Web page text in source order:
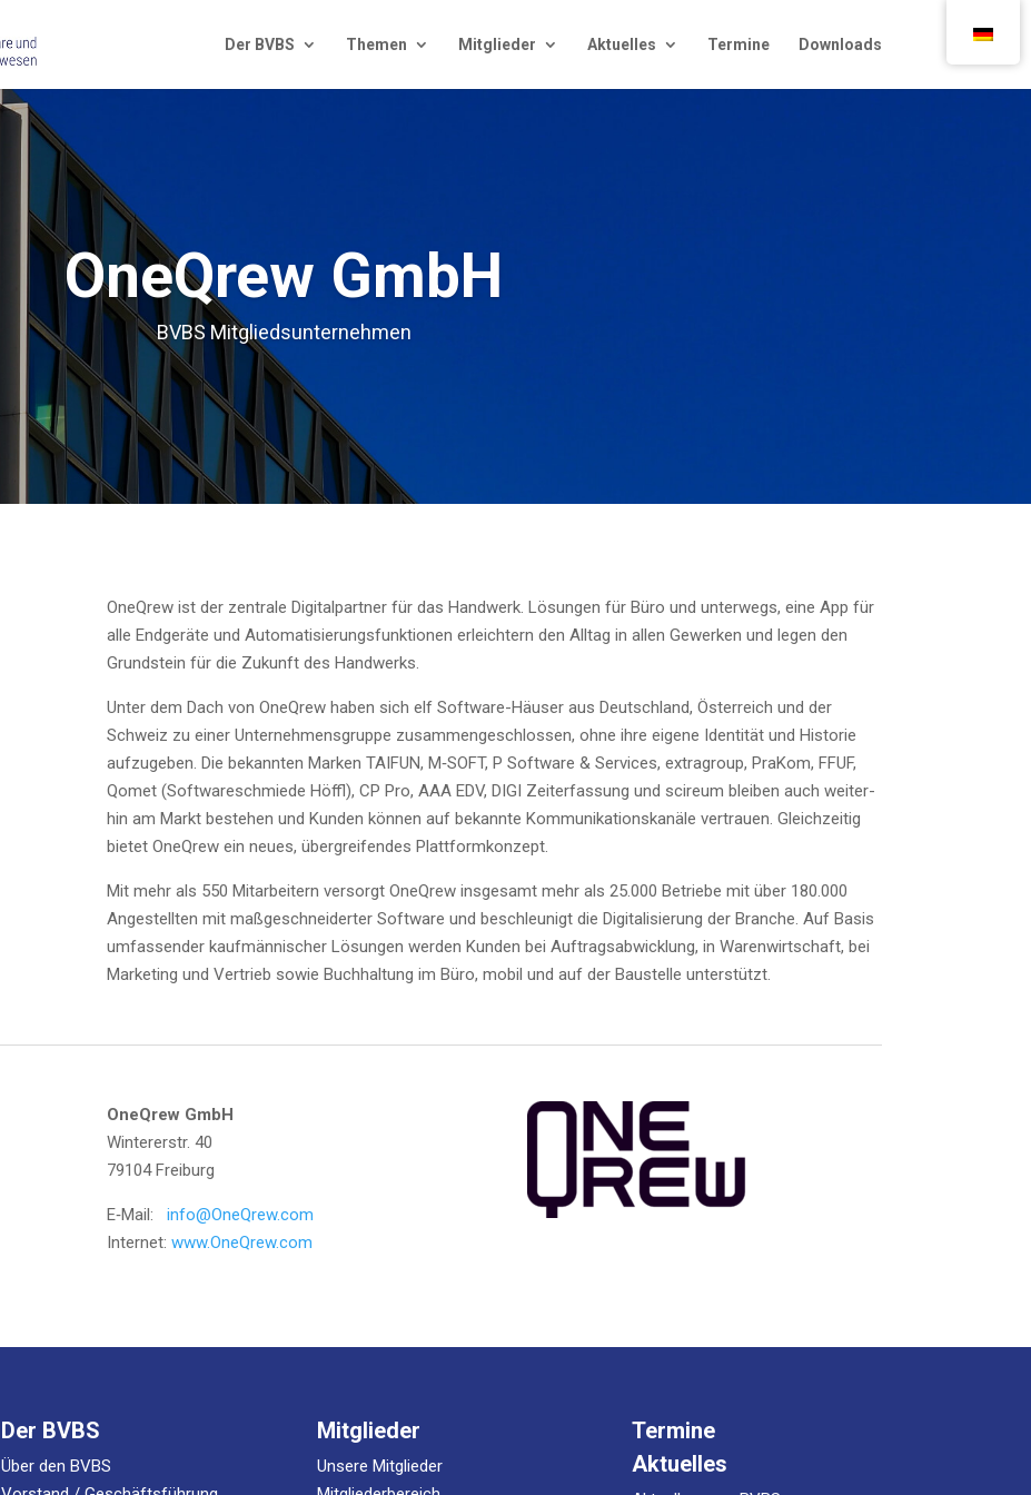
Der BVBS The­men Mit­glie­der Aktu­el­les Ter­mi­ne Down­loads
One­Q­rew GmbH
BVBS Mit­glieds­un­ter­neh­men
One­Q­rew ist der zen­tra­le Digi­tal­part­ner für das Hand­werk. Lösun­gen für Büro und unter­wegs, eine App für
alle End­ge­rä­te und Auto­ma­ti­sie­rungs­funk­tio­nen erleich­tern den All­tag in allen Gewer­ken und legen den
Grund­stein für die Zukunft des Handwerks.
Unter dem Dach von One­Q­rew haben sich elf Soft­ware-Häu­ser aus Deutsch­land, Öster­reich und der
Schweiz zu einer Unter­neh­mens­grup­pe zusam­men­ge­schlos­sen, ohne ihre eige­ne Iden­ti­tät und His­to­rie
auf­zu­ge­ben. Die bekann­ten Mar­ken TAIFUN, M‑SOFT, P Soft­ware & Ser­vices, extra­group, Pra­Kom, FFUF,
Qomet (Soft­ware­schmie­de Höffl), CP Pro, AAA EDV, DIGI Zeit­er­fas­sung und sci­re­um blei­ben auch wei­ter­
hin am Markt bestehen und Kun­den kön­nen auf bekann­te Kom­mu­ni­ka­ti­ons­ka­nä­le ver­trau­en. Gleich­zei­tig
bie­tet One­Q­rew ein neu­es, über­grei­fen­des Plattformkonzept.
Mit mehr als 550 Mit­ar­bei­tern ver­sorgt One­Q­rew ins­ge­samt mehr als 25.000 Betrie­be mit über 180.000
Ange­stell­ten mit maß­ge­schnei­der­ter Soft­ware und beschleu­nigt die Digi­ta­li­sie­rung der Bran­che. Auf Basis
umfas­sen­der kauf­män­ni­scher Lösun­gen wer­den Kun­den bei Auf­trags­ab­wick­lung, in Waren­wirt­schaft, bei
Mar­ke­ting und Ver­trieb sowie Buch­hal­tung im Büro, mobil und auf der Bau­stel­le unterstützt.
One­Q­rew GmbH
Win­ter­er­str. 40
79104 Frei­burg
E‑Mail: info@OneQrew.com
Inter­net: www.OneQrew.com
Der BVBS
Über den BVBS
Mitglieder
Unsere Mitglieder
Termine
Aktuelles